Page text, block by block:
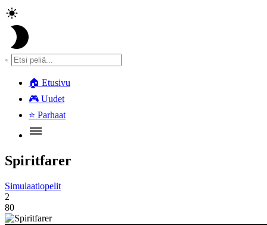
🏠 Etusivu
🎮 Uudet
⭐ Parhaat
Spiritfarer
Simulaatiopelit
2
80